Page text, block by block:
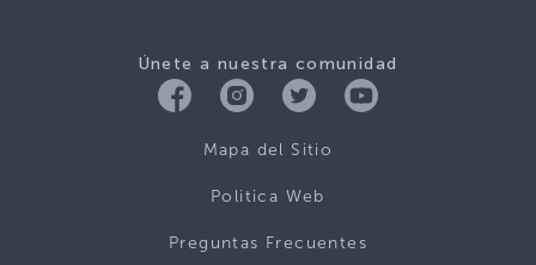
Únete a nuestra comunidad
Mapa del Sitio
Politica Web
Preguntas Frecuentes